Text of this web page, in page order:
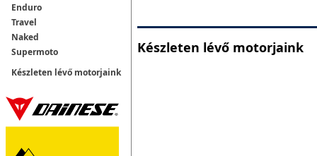
Enduro
Travel
Naked
Supermoto
Készleten lévő motorjaink
Készleten lévő motorjaink